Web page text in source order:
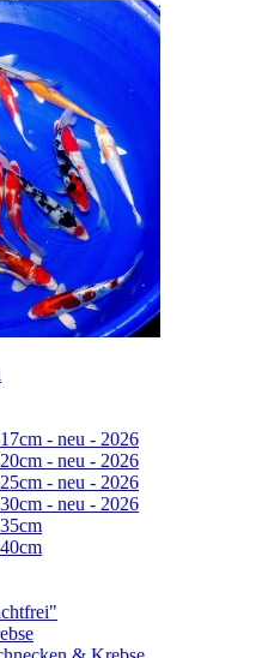
- neu - 2026
- neu - 2026
- neu - 2026
- neu - 2026